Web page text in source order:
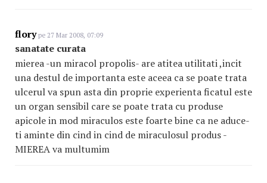
florype 27 Mar 2008, 07:09
sanatate curata
mierea -un miracol propolis- are atitea utilitati ,incit
una destul de importanta este aceea ca se poate trata
ulcerul va spun asta din proprie experienta ficatul este
un organ sensibil care se poate trata cu produse
apicole in mod miraculos este foarte bine ca ne aduce-
ti aminte din cind in cind de miraculosul produs -
MIEREA va multumim